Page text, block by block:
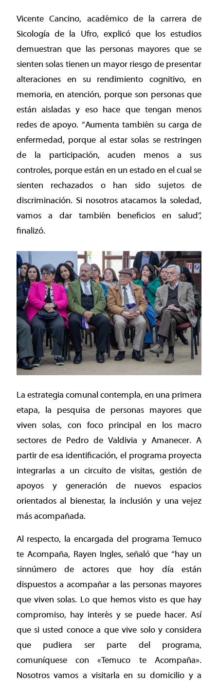
Vicente Cancino, académico de la carrera de
Sicología de la Ufro, explicó que los estudios
demuestran que las personas mayores que se
sienten solas tienen un mayor riesgo de presentar
alteraciones en su rendimiento cognitivo, en
memoria, en atención, porque son personas que
están aisladas y eso hace que tengan menos
redes de apoyo. “Aumenta también su carga de
enfermedad, porque al estar solas se restringen
de la participación, acuden menos a sus
controles, porque están en un estado en el cual se
sienten rechazados o han sido sujetos de
discriminación. Si nosotros atacamos la soledad,
vamos a dar también beneficios en salud”,
finalizó.
La estrategia comunal contempla, en una primera
etapa, la pesquisa de personas mayores que
viven solas, con foco principal en los macro
sectores de Pedro de Valdivia y Amanecer. A
partir de esa identificación, el programa proyecta
integrarlas a un circuito de visitas, gestión de
apoyos y generación de nuevos espacios
orientados al bienestar, la inclusión y una vejez
más acompañada.
Al respecto, la encargada del programa Temuco
te Acompaña, Rayen Ingles, señaló que “hay un
sinnúmero de actores que hoy día están
dispuestos a acompañar a las personas mayores
que viven solas. Lo que hemos visto es que hay
compromiso, hay interés y se puede hacer. Así
que si usted conoce a que vive solo y considera
que pudiera ser parte del programa,
comuníquese con «Temuco te Acompaña».
Nosotros vamos a visitarla en su domicilio y a